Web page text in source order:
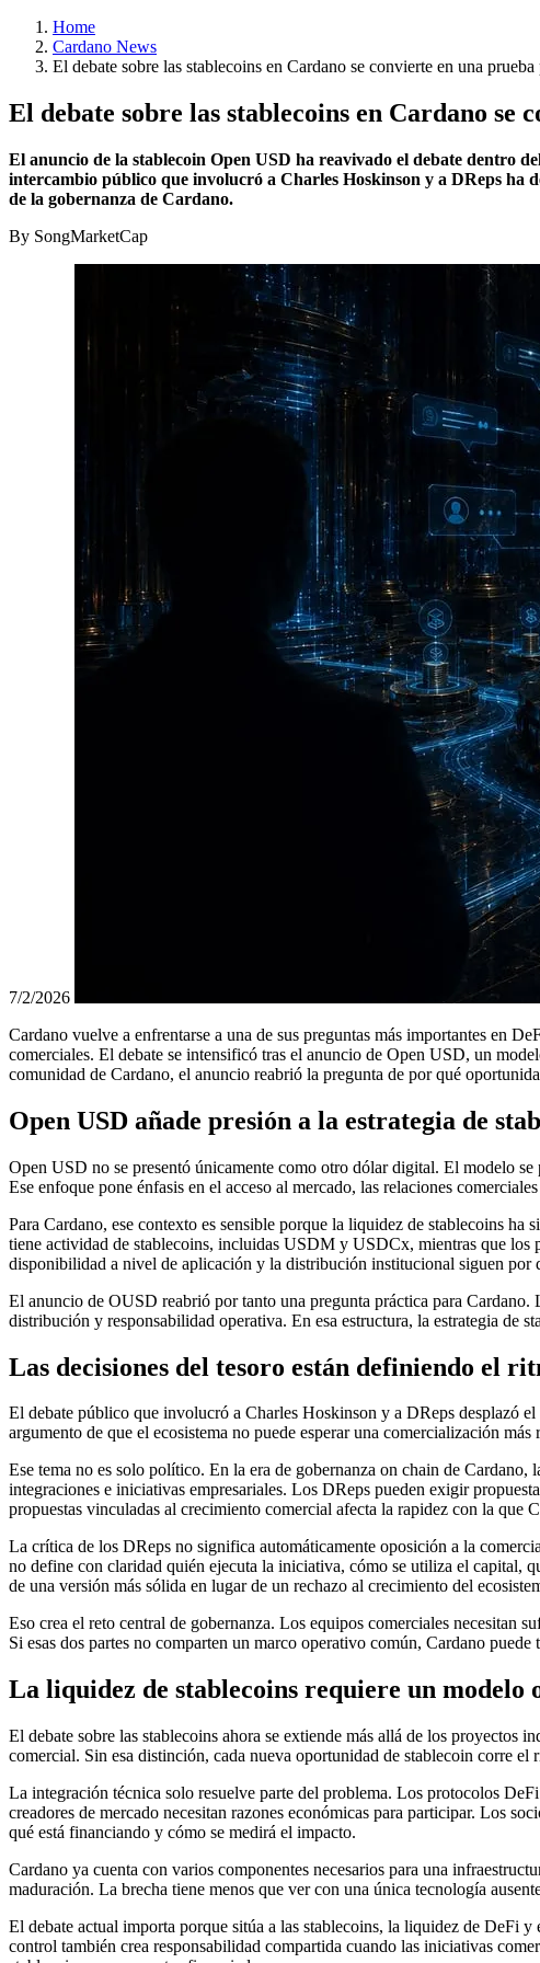
Home
Cardano News
El debate sobre las stablecoins en Cardano se convierte en una
El debate sobre las stablecoins en Cardano
El anuncio de la stablecoin Open USD ha reavivado el debate dentro
intercambio público que involucró a Charles Hoskinson y a DReps ha
de la gobernanza de Cardano.
By SongMarketCap
7/2/2026
Cardano vuelve a enfrentarse a una de sus preguntas más importantes en
comerciales. El debate se intensificó tras el anuncio de Open USD, un
comunidad de Cardano, el anuncio reabrió la pregunta de por qué
Open USD añade presión a la estrategia de
Open USD no se presentó únicamente como otro dólar digital. El modelo
Ese enfoque pone énfasis en el acceso al mercado, las relaciones
Para Cardano, ese contexto es sensible porque la liquidez de stablecoins
tiene actividad de stablecoins, incluidas USDM y USDCx, mientras que
disponibilidad a nivel de aplicación y la distribución institucional siguen por
El anuncio de OUSD reabrió por tanto una pregunta práctica para
distribución y responsabilidad operativa. En esa estructura, la estrategia de
Las decisiones del tesoro están definiendo el
El debate público que involucró a Charles Hoskinson y a DReps desplazó
argumento de que el ecosistema no puede esperar una comercialización
Ese tema no es solo político. En la era de gobernanza on chain de
integraciones e iniciativas empresariales. Los DReps pueden exigir
propuestas vinculadas al crecimiento comercial afecta la rapidez con la que
La crítica de los DReps no significa automáticamente oposición a la
no define con claridad quién ejecuta la iniciativa, cómo se utiliza el capital,
de una versión más sólida en lugar de un rechazo al crecimiento del
Eso crea el reto central de gobernanza. Los equipos comerciales necesitan
Si esas dos partes no comparten un marco operativo común, Cardano
La liquidez de stablecoins requiere un modelo
El debate sobre las stablecoins ahora se extiende más allá de los proyectos
comercial. Sin esa distinción, cada nueva oportunidad de stablecoin corre
La integración técnica solo resuelve parte del problema. Los protocolos
creadores de mercado necesitan razones económicas para participar. Los
qué está financiando y cómo se medirá el impacto.
Cardano ya cuenta con varios componentes necesarios para una
maduración. La brecha tiene menos que ver con una única tecnología
El debate actual importa porque sitúa a las stablecoins, la liquidez de DeFi
control también crea responsabilidad compartida cuando las iniciativas